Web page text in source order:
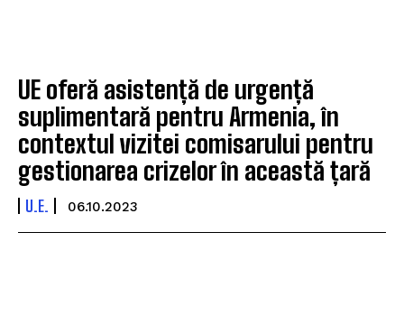
UE oferă asistență de urgență
suplimentară pentru Armenia, în
contextul vizitei comisarului pentru
gestionarea crizelor în această țară
U.E. 06.10.2023